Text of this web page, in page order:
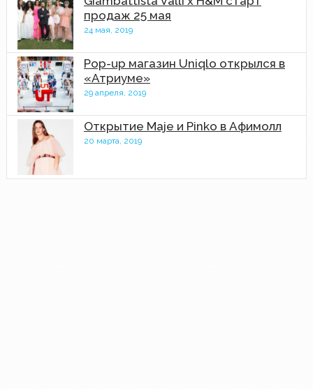
продаж 25 мая
24 мая, 2019
Pop-up магазин Uniqlo открылся в
«Атриуме»
29 апреля, 2019
Открытие Maje и Pinko в Афимолл
20 марта, 2019